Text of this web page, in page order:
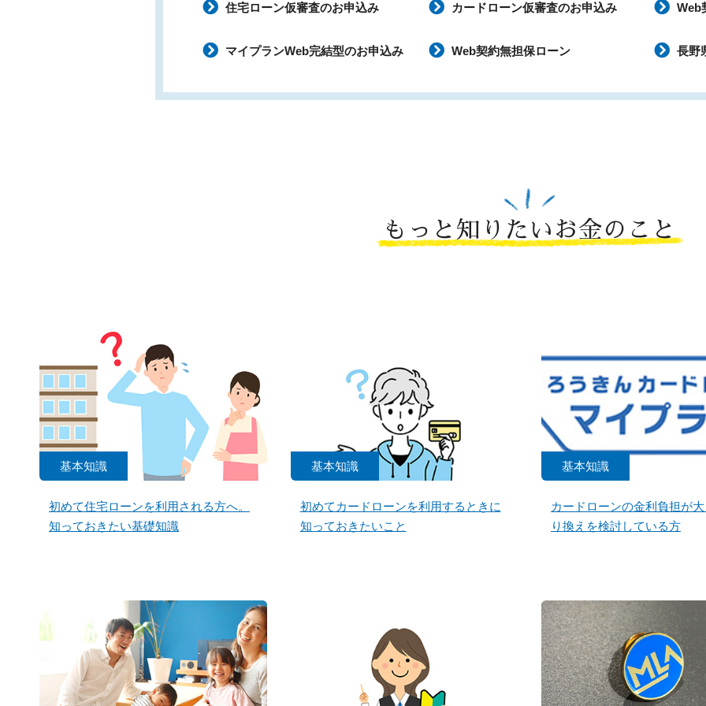
住宅ローン仮審査のお申込み カードローン仮審査のお申込み Web
マイプランWeb完結型のお申込み Web契約無担保ローン 長野
もっと知りたいお金のこと
基本知識
初めて住宅ローンを利用される方へ。
知っておきたい基礎知識
基本知識
初めてカードローンを利用するときに
知っておきたいこと
基本知識
カードローンの金利負担が
り換えを検討している方